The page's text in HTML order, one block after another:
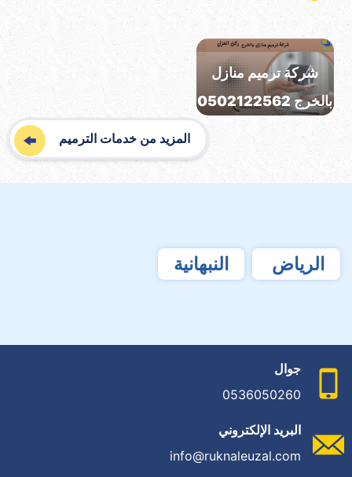
شركة ترميم منازل
بالخرج 0502122562
المزيد من خدمات الترميم
الرياض النبهانية
جوال
0536050260
البريد الإلكتروني
info@ruknaleuzal.com